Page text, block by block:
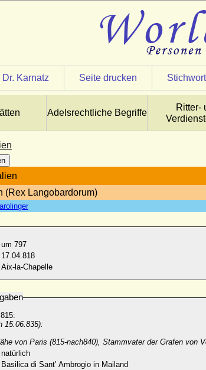
Dr. Karnatz Seite drucken
Adelsrechtliche Begriffe
Ritter-
(Rex Langobardorum)
um 797
17.04.818
Aix-la-Chapelle
15.06.835):
von Paris (815-nach840), Stammvater der Grafen von
natürlich
Basilica di Sant' Ambrogio in Mailand